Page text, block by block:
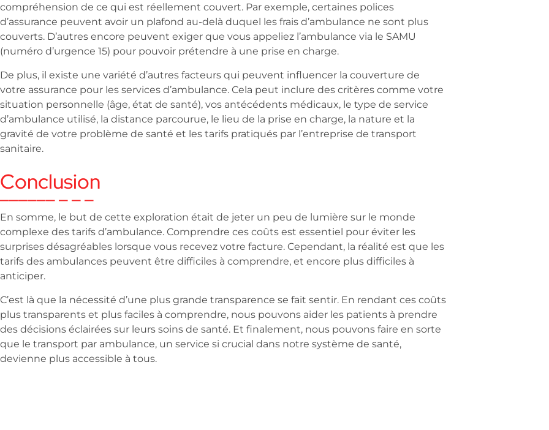
compréhension de ce qui est réellement couvert. Par exemple, certaines polices
d’assurance peuvent avoir un plafond au-delà duquel les frais d’ambulance ne sont plus
couverts. D’autres encore peuvent exiger que vous appeliez l’ambulance via le SAMU
(numéro d’urgence 15) pour pouvoir prétendre à une prise en charge.
De plus, il existe une variété d’autres facteurs qui peuvent influencer la couverture de
votre assurance pour les services d’ambulance. Cela peut inclure des critères comme votre
situation personnelle (âge, état de santé), vos antécédents médicaux, le type de service
d’ambulance utilisé, la distance parcourue, le lieu de la prise en charge, la nature et la
gravité de votre problème de santé et les tarifs pratiqués par l’entreprise de transport
sanitaire.
Conclusion
En somme, le but de cette exploration était de jeter un peu de lumière sur le monde
complexe des tarifs d’ambulance. Comprendre ces coûts est essentiel pour éviter les
surprises désagréables lorsque vous recevez votre facture. Cependant, la réalité est que les
tarifs des ambulances peuvent être difficiles à comprendre, et encore plus difficiles à
anticiper.
C’est là que la nécessité d’une plus grande transparence se fait sentir. En rendant ces coûts
plus transparents et plus faciles à comprendre, nous pouvons aider les patients à prendre
des décisions éclairées sur leurs soins de santé. Et finalement, nous pouvons faire en sorte
que le transport par ambulance, un service si crucial dans notre système de santé,
devienne plus accessible à tous.